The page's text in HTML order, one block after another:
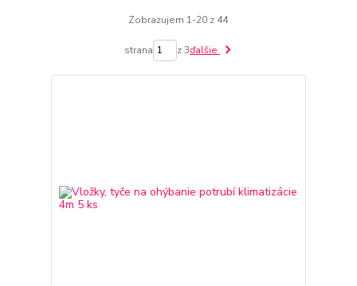
Zobrazujem 1-20 z 44
strana z 3ďalšie